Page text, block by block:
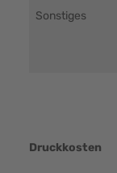
Sonstiges
Druckkosten